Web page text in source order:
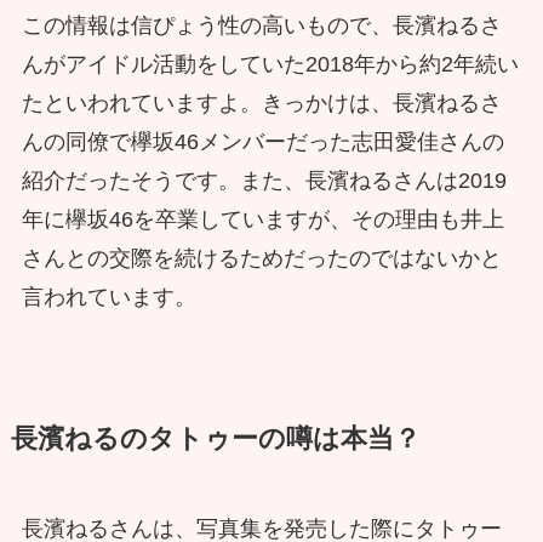
この情報は信ぴょう性の高いもので、長濱ねるさ
んがアイドル活動をしていた2018年から約2年続い
たといわれていますよ。きっかけは、長濱ねるさ
んの同僚で欅坂46メンバーだった志田愛佳さんの
紹介だったそうです。また、長濱ねるさんは2019
年に欅坂46を卒業していますが、その理由も井上
さんとの交際を続けるためだったのではないかと
言われています。
長濱ねるのタトゥーの噂は本当？
長濱ねるさんは、写真集を発売した際にタトゥー